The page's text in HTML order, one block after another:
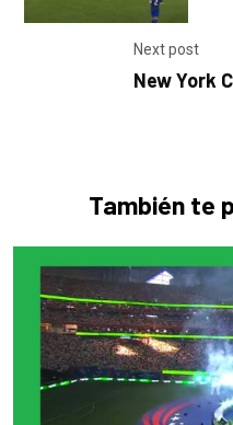
Next post
New York
También te